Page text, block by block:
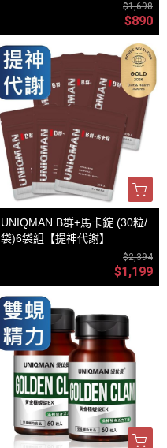
$1,698
$890
UNIQMAN B群+馬卡錠 (30粒/
袋)6袋組【提神代謝】
$2,394
$1,199